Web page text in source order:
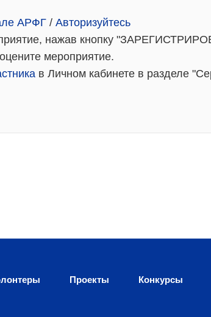
АРФГ / Авторизуйтесь
нажав кнопку
мероприятие.
в Личном кабинете в разделе
Проекты Конкурсы